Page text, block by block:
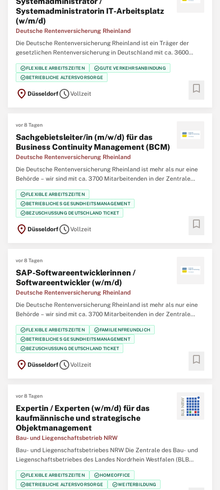
Systemadministratorin IT-Arbeitsplatz
(w/m/d)
Deutsche Rentenversicherung Rheinland
Die Deutsche Rentenversicherung Rheinland ist ein Träger der
gesetzlichen Rentenversicherung in Deutschland mit ca. 3600
Mitarbeiterinnen und Mitarbeitern in der Hauptverwaltung in
Düsseldorf, 12 regionalen Service-Zentren im Bereich der
Regierungsbezirke Düsseldorf und Köln und 5
check_circleFLEXIBLE ARBEITSZEITEN check_circleGUTE VERKEHRSANBINDUNG
check_circleBETRIEBLICHE ALTERSVORSORGE
location_on DüsseldorfscheduleVollzeit bookmark
vor 8 Tagen
Sachgebietsleiter/in (m/w/d) für das
Business Continuity Management (BCM)
Deutsche Rentenversicherung Rheinland
Die Deutsche Rentenversicherung Rheinland ist mehr als nur eine
Behörde – wir sind mit ca. 3700 Mitarbeitenden in der Zentrale
(Düsseldorf), 12 regionalen Service-Zentren und einem eigenem
Klinikverbund mit 5 Rehabilitationskliniken einer der größten
Regionalträger der gesetzlichen
check_circleFLEXIBLE ARBEITSZEITEN
check_circleBETRIEBLICHES GESUNDHEITSMANAGEMENT
check_circleBEZUSCHUSSUNG DEUTSCHLAND TICKET
location_on DüsseldorfscheduleVollzeit bookmark
vor 8 Tagen
SAP-Softwareentwicklerinnen /
Softwareentwickler (w/m/d)
Deutsche Rentenversicherung Rheinland
Die Deutsche Rentenversicherung Rheinland ist mehr als nur eine
Behörde – wir sind mit ca. 3700 Mitarbeitenden in der Zentrale
(Düsseldorf), 12 regionalen Service-Zentren und einem eigenem
Klinikverbund mit 5 Rehabilitationskliniken einer der größten
Regionalträger der gesetzlichen
check_circleFLEXIBLE ARBEITSZEITEN check_circleFAMILIENFREUNDLICH
check_circleBETRIEBLICHES GESUNDHEITSMANAGEMENT
check_circleBEZUSCHUSSUNG DEUTSCHLAND TICKET
location_on DüsseldorfscheduleVollzeit bookmark
vor 8 Tagen
Expertin / Experten (w/m/d) für das
kaufmännische und strategische
Objektmanagement
Bau- und Liegenschaftsbetrieb NRW
Bau- und Liegenschaftsbetriebes NRW Die Zentrale des Bau- und
Liegenschaftsbetriebes des Landes Nordrhein Westfalen (BLB
NRW) sucht zum nächstmöglichen Zeitpunkt eine/n Expertin /
Experten (w/m/d) für das kaufmännische und strategische
Objektmanagement Der Bau- und Liegenschaftsbetrieb
check_circleFLEXIBLE ARBEITSZEITEN check_circleHOMEOFFICE
check_circleBETRIEBLICHE ALTERSVORSORGE check_circleWEITERBILDUNG